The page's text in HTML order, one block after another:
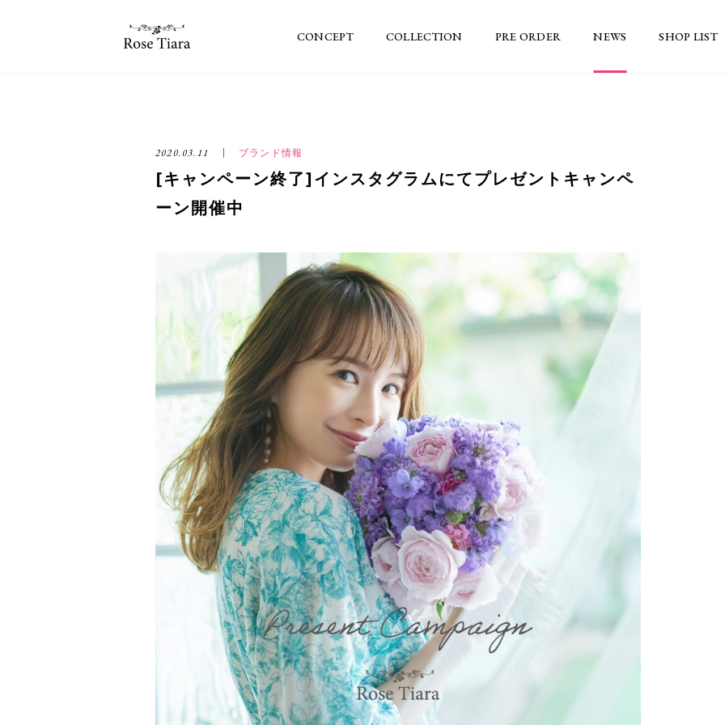
CONCEPT COLLECTION PRE ORDER NEWS SHOP LIST
2020.03.11 ブランド情報
[キャンペーン終了]インスタグラムにてプレゼントキャンペ
ーン開催中